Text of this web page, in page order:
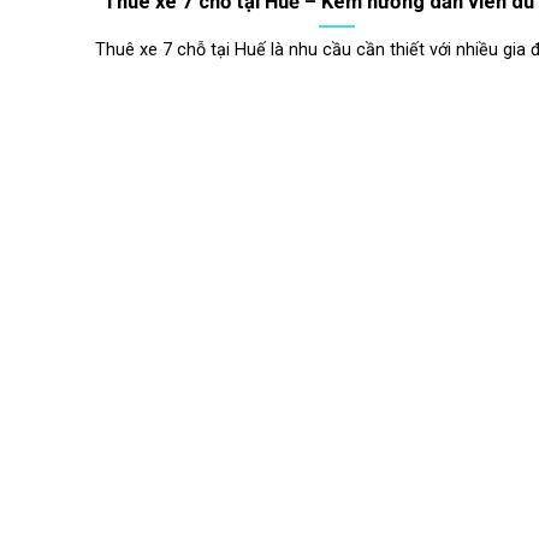
Thuê xe 7 chỗ tại Huế là nhu cầu cần thiết với nhiều gia